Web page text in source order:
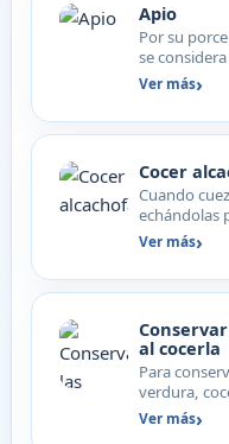
Apio
Por su
se
también m…
Ver más
Cocer
Cuando
echándolas
pare de
Ver más
al cocerla
Para
verdura,
agua. Si las
Ver más